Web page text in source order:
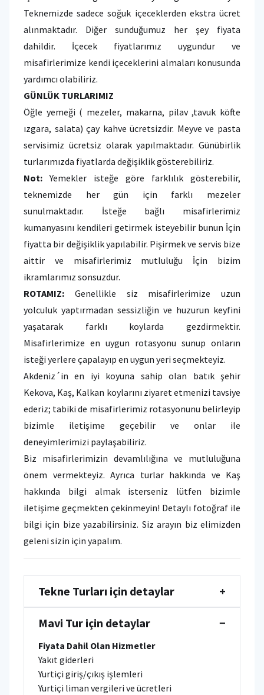
Teknemizde sadece soğuk içeceklerden ekstra ücret
alınmaktadır. Diğer sunduğumuz her şey fiyata
dahildir. İçecek fiyatlarımız uygundur ve
misafirlerimize kendi içeceklerini almaları konusunda
yardımcı olabiliriz.
GÜNLÜK TURLARIMIZ
Öğle yemeği ( mezeler, makarna, pilav ,tavuk köfte
ızgara, salata) çay kahve ücretsizdir. Meyve ve pasta
servisimiz ücretsiz olarak yapılmaktadır. Günübirlik
turlarımızda fiyatlarda değişiklik gösterebiliriz.
Not: Yemekler isteğe göre farklılık gösterebilir,
teknemizde her gün için farklı mezeler
sunulmaktadır. İsteğe bağlı misafirlerimiz
kumanyasını kendileri getirmek isteyebilir bunun İçin
fiyatta bir değişiklik yapılabilir. Pişirmek ve servis bize
aittir ve misafirlerimiz mutluluğu İçin bizim
ikramlarımız sonsuzdur.
ROTAMIZ: Genellikle siz misafirlerimize uzun
yolculuk yaptırmadan sessizliğin ve huzurun keyfini
yaşatarak farklı koylarda gezdirmektir.
Misafirlerimize en uygun rotasyonu sunup onların
isteği yerlere çapalayıp en uygun yeri seçmekteyiz.
Akdeniz´in en iyi koyuna sahip olan batık şehir
Kekova, Kaş, Kalkan koylarını ziyaret etmenizi tavsiye
ederiz; tabiki de misafirlerimiz rotasyonunu belirleyip
bizimle iletişime geçebilir ve onlar ile
deneyimlerimizi paylaşabiliriz.
Biz misafirlerimizin devamlılığına ve mutluluğuna
önem vermekteyiz. Ayrıca turlar hakkında ve Kaş
hakkında bilgi almak isterseniz lütfen bizimle
iletişime geçmekten çekinmeyin! Detaylı fotoğraf ile
bilgi için bize yazabilirsiniz. Siz arayın biz elimizden
geleni sizin için yapalım.
Tekne Turları için detaylar +
Mavi Tur için detaylar −
Fiyata Dahil Olan Hizmetler
Yakıt giderleri
Yurtiçi giriş/çıkış işlemleri
Yurtiçi liman vergileri ve ücretleri